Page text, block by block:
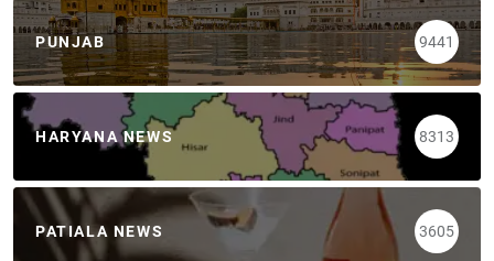
PUNJAB 9441
HARYANA NEWS 8313
PATIALA NEWS 3605